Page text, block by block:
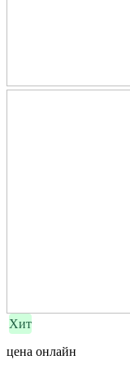
Хит
цена онлайн